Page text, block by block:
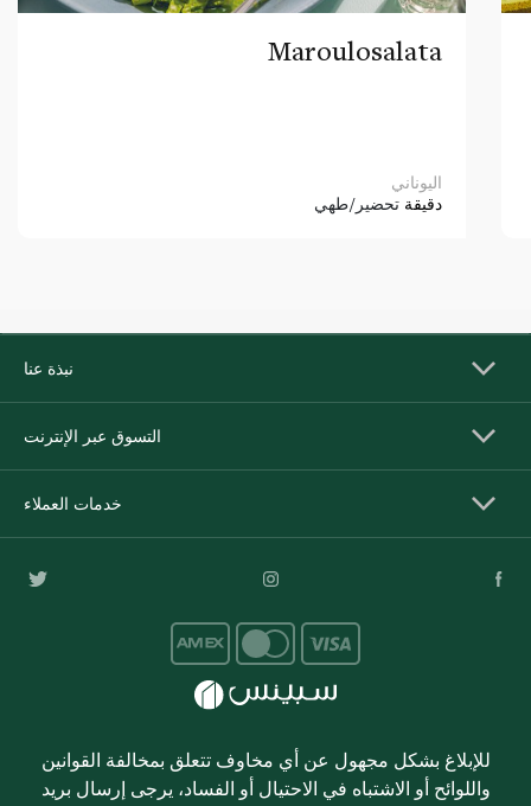
Maroulosalata
اليوناني
دقيقة تحضير/طهي
نبذة عنا
التسوق عبر الإنترنت
خدمات العملاء
للإبلاغ بشكل مجهول عن أي مخاوف تتعلق بمخالفة القوانين
واللوائح أو الاشتباه في الاحتيال أو الفساد، يرجى إرسال بريد